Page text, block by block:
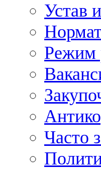
Устав
Режим
Часто